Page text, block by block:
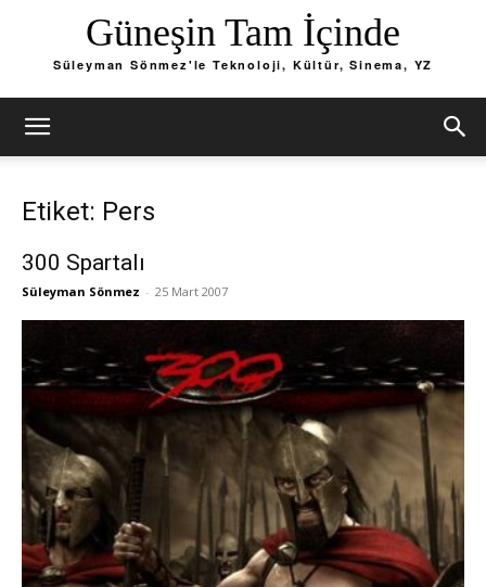
Güneşin Tam İçinde
Süleyman Sönmez'le Teknoloji, Kültür, Sinema, YZ
Etiket: Pers
300 Spartalı
Süleyman Sönmez - 25 Mart 2007